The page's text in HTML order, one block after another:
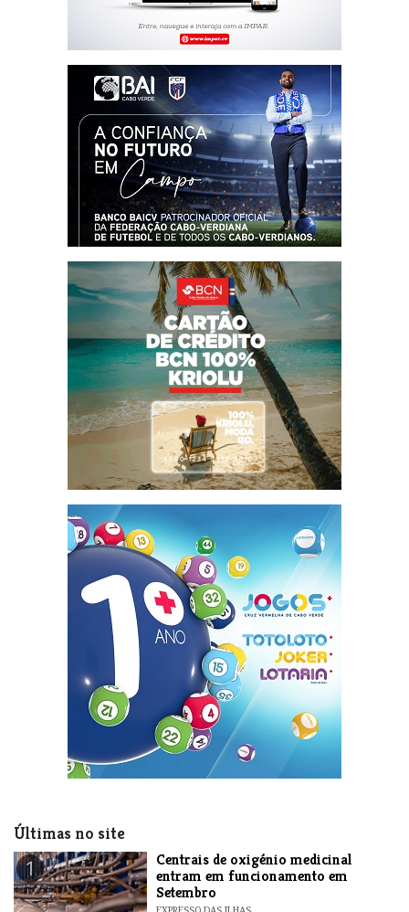
Últimas no site
1
Centrais de oxigénio medicinal
entram em funcionamento em
Setembro